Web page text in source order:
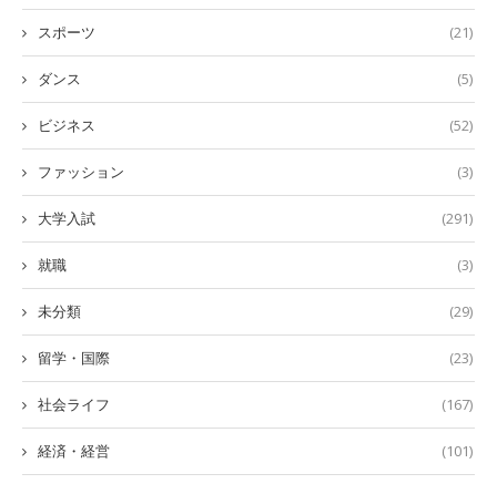
スポーツ (21)
ダンス (5)
ビジネス (52)
ファッション (3)
大学入試 (291)
就職 (3)
未分類 (29)
留学・国際 (23)
社会ライフ (167)
経済・経営 (101)